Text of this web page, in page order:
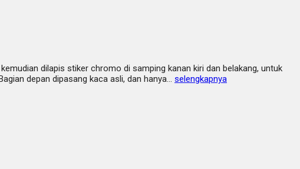
dilapis stiker chromo di samping kanan kiri dan belakang, untuk
depan dipasang kaca asli, dan hanya… selengkapnya